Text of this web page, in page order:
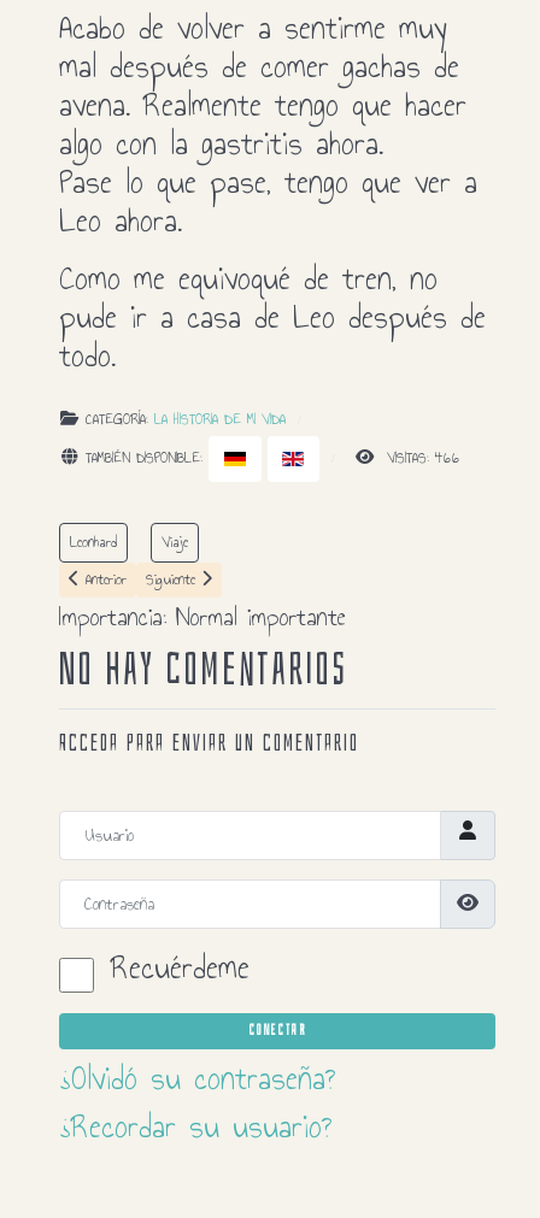
Acabo de volver a sentirme muy
mal después de comer gachas de
avena. Realmente tengo que hacer
algo con la gastritis ahora.
Pase lo que pase, tengo que ver a
Leo ahora.
Como me equivoqué de tren, no
pude ir a casa de Leo después de
todo.
CATEGORÍA: LA HISTORIA DE MI VIDA
TAMBIÉN DISPONIBLE:
VISITAS: 466
Leonhard
Viaje
Artículo anterior: Ingresar dinero en efectivo es prácticamente imposible
Anterior Artículo siguiente: He decidido volver a dedicar algo de tiempo al
Siguiente
Importancia: Normal importante
No hay comentarios
Acceda para enviar un comentario
Usuario
Contraseña
Recuérdeme
CONECTAR
¿Olvidó su contraseña?
¿Recordar su usuario?